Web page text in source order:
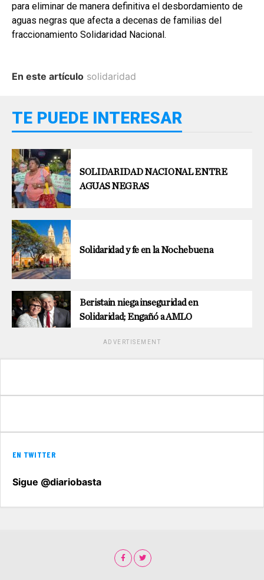
para eliminar de manera definitiva el desbordamiento de
aguas negras que afecta a decenas de familias del
fraccionamiento Solidaridad Nacional.
En este artículo solidaridad
TE PUEDE INTERESAR
SOLIDARIDAD NACIONAL ENTRE
AGUAS NEGRAS
Solidaridad y fe en la Nochebuena
Beristain niega inseguridad en
Solidaridad; Engañó a AMLO
ADVERTISEMENT
EN TWITTER
Sigue @diariobasta